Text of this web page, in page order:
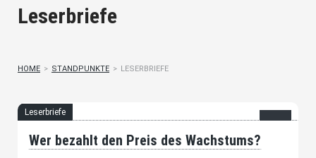
Leserbriefe
HOME > STANDPUNKTE > LESERBRIEFE
Leserbriefe
Wer bezahlt den Preis des Wachstums?